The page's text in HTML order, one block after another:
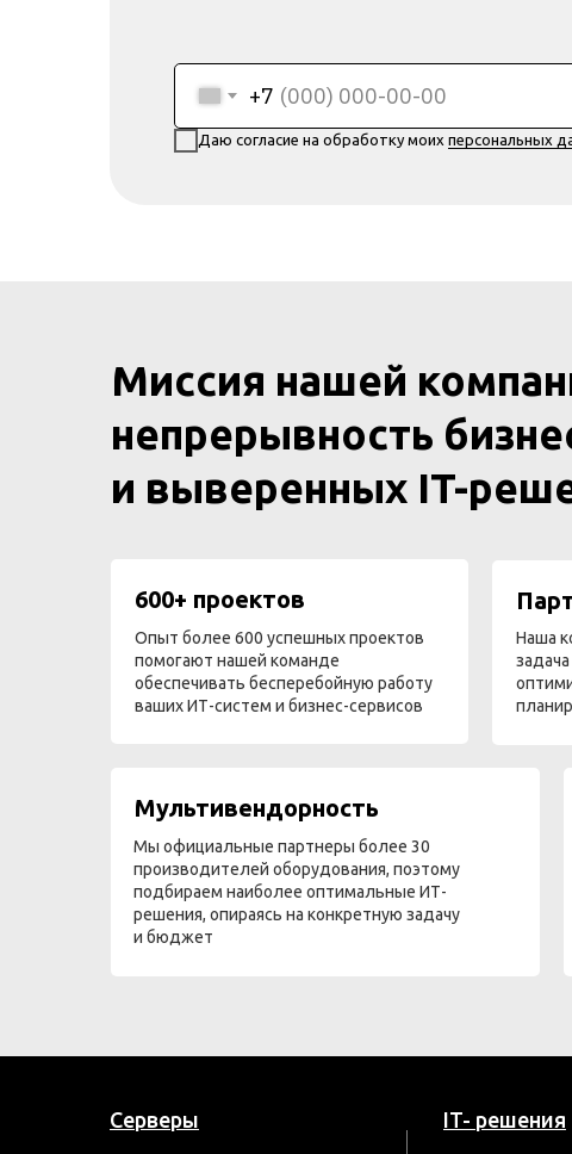
+7
Даю согласие на обработку моих персональных
Миссия нашей
непрерывность
и выверенных IT-
600+ проектов
Опыт более 600 успешных проектов
помогают нашей команде
обеспечивать бесперебойную работу
ваших ИТ-систем и бизнес-сервисов
Мультивендорность
Мы официальные партнеры более 30
производителей оборудования, поэтому
подбираем наиболее оптимальные ИТ-
решения, опираясь на конкретную задачу
и бюджет
Наша
Серверы IT- решения